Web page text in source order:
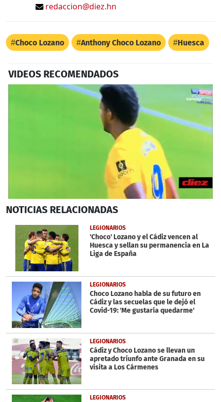
redaccion@diez.hn
Choco Lozano Anthony Choco Lozano Huesca
VIDEOS RECOMENDADOS
seconds
25
seconds
NOTICIAS RELACIONADAS
LEGIONARIOS
'Choco' Lozano y el Cádiz vencen al
Huesca y sellan su permanencia en La
Liga de España
LEGIONARIOS
Choco Lozano habla de su futuro en
Cádiz y las secuelas que le dejó el
Covid-19: 'Me gustaría quedarme'
LEGIONARIOS
Cádiz y Choco Lozano se llevan un
apretado triunfo ante Granada en su
visita a Los Cármenes
LEGIONARIOS